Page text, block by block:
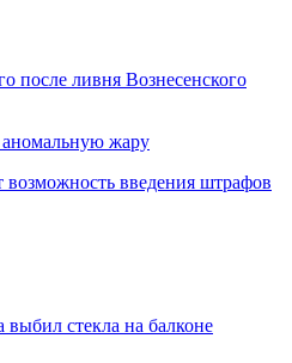
после ливня Вознесенского
аномальную жару
возможность введения штрафов
выбил стекла на балконе